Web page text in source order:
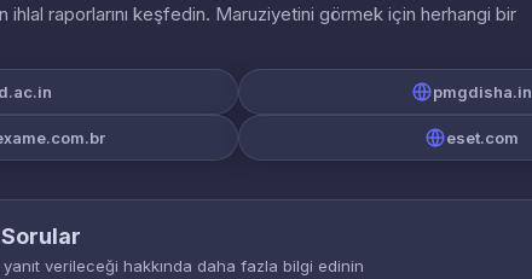
raporlarını keşfedin. Maruziyetini görmek için herhangi bir
pmgdisha.in
eset.com
verileceği hakkında daha fazla bilgi edinin